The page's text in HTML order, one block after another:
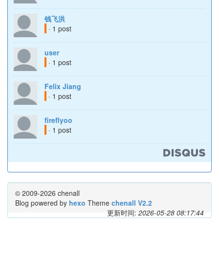
钱飞洪
· 1 post
user
· 1 post
Felix Jiang
· 1 post
fireflyoo
· 1 post
© 2009-2026 chenall
Blog powered by hexo Theme chenall V2.2
更新时间: 2026-05-28 08:17:44